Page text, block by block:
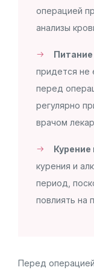
операцией
анализы
Питание
придется не
перед
регулярно
врачом
Курение
курения и
период,
повлиять на
Перед